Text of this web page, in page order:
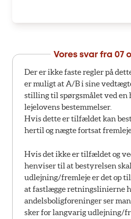
Vores svar fra 07
Der er ikke faste regler på
er muligt at A/B i sine
stilling til spørgsmålet ved en
lejelovens bestemmelser.
Hvis dette er tilfældet kan
hertil og nægte fortsat
Hvis det ikke er tilfældet og
henviser til at bestyrelsen
udlejning/fremleje er det op
at fastlægge retningslinierne
andelsboligforeninger ser
sker for langvarig udlejning/